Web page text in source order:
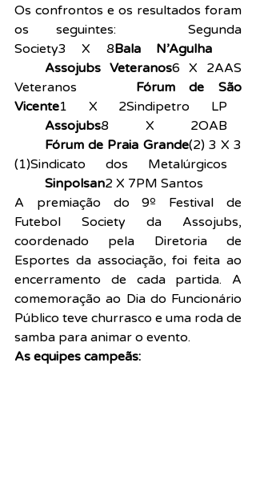
Os confrontos e os resultados foram
os seguintes:
Segunda
Society3 X 8Bala N’Agulha
Assojubs Veteranos6 X 2AAS
Veteranos
Fórum de São
Vicente1 X 2Sindipetro LP
Assojubs8 X 2OAB
Fórum de Praia Grande(2) 3 X 3
(1)Sindicato dos Metalúrgicos
Sinpolsan2 X 7PM Santos
A premiação do 9º Festival de
Futebol Society da Assojubs,
coordenado pela Diretoria de
Esportes da associação, foi feita ao
encerramento de cada partida. A
comemoração ao Dia do Funcionário
Público teve churrasco e uma roda de
samba para animar o evento.
As equipes campeãs: